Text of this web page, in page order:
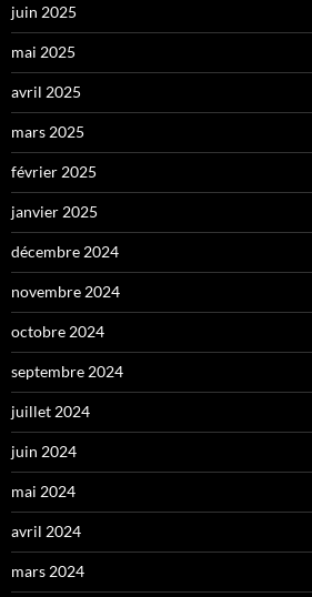
juin 2025
mai 2025
avril 2025
mars 2025
février 2025
janvier 2025
décembre 2024
novembre 2024
octobre 2024
septembre 2024
juillet 2024
juin 2024
mai 2024
avril 2024
mars 2024